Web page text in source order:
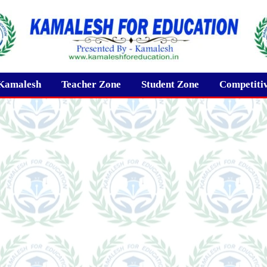
Teacher Zone Student Zone